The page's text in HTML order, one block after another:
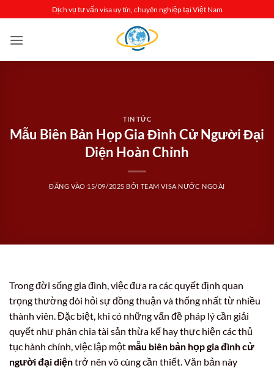
qua
nội
Dịch vụ tư vấn visa uy tín, chuyên nghiệp tại Việt Nam
TIN TỨC
Mẫu Biên Bản Họp Gia Đình Cử Người Đại
Diện Hoàn Chỉnh
ĐĂNG VÀO 15/09/2025 BỞI TEAM VISA NƯỚC NGOÀI
Trong đời sống gia đình, việc đưa ra các quyết định quan
trọng thường đòi hỏi sự đồng thuận và thống nhất từ nhiều
thành viên. Đặc biệt, khi có những vấn đề pháp lý cần giải
quyết như phân chia tài sản thừa kế hay thực hiện các thủ
tục hành chính, việc lập một mẫu biên bản họp gia đình cử
người đại diệntrở nên vô cùng cần thiết. Văn bản này